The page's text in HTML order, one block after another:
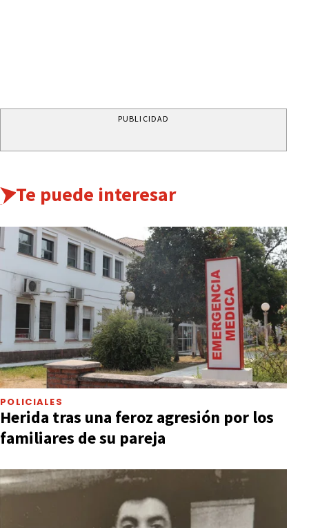
PUBLICIDAD
Te puede interesar
POLICIALES
Herida tras una feroz agresión por los
familiares de su pareja